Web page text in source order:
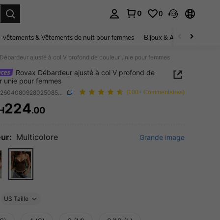
0 0
vêtements & Vêtements de nuit pour femmes Bijoux & Accessoires pour
ajusté à col V profond de couleur unie pour femmes
Rovax Débardeur ajusté à col V profond de
unie pour femmes
(100+ Commentaires)
AND AVAILABILITY
224.00
Multicolore Grande image
US Taille